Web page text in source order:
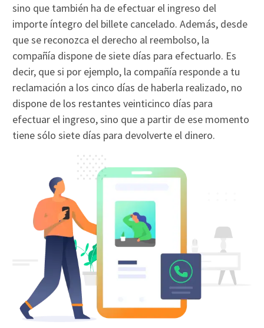
sino que también ha de efectuar el ingreso del
importe íntegro del billete cancelado. Además, desde
que se reconozca el derecho al reembolso, la
compañía dispone de siete días para efectuarlo. Es
decir, que si por ejemplo, la compañía responde a tu
reclamación a los cinco días de haberla realizado, no
dispone de los restantes veinticinco días para
efectuar el ingreso, sino que a partir de ese momento
tiene sólo siete días para devolverte el dinero.